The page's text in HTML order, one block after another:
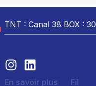
TNT : Canal 38 BOX : 30
En savoir plus
Fil